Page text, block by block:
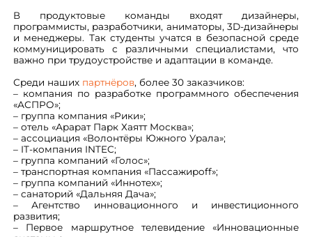
В продуктовые команды входят дизайнеры,
программисты, разработчики, аниматоры, 3D-дизайнеры
и менеджеры. Так студенты учатся в безопасной среде
коммуницировать с различными специалистами, что
важно при трудоустройстве и адаптации в команде.
Среди наших партнёров, более 30 заказчиков:
– компания по разработке программного обеспечения
«АСПРО»;
– группа компания «Рики»;
– отель «Арарат Парк Хаятт Москва»;
– ассоциация «Волонтёры Южного Урала»;
– IT-компания INTEC;
– группа компаний «Голос»;
– транспортная компания «Пассажироff»;
– группа компаний «Иннотех»;
– санаторий «Дальняя Дача»;
– Агентство инновационного и инвестиционного
развития;
– Первое маршрутное телевидение «Инновационные